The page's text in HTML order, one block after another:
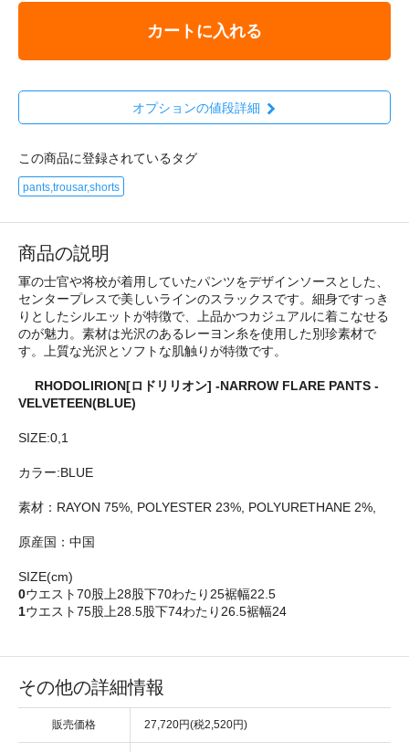
カートに入れる
オプションの値段詳細
この商品に登録されているタグ
pants,trousar,shorts
商品の説明
軍の士官や将校が着用していたパンツをデザインソースとした、
センタープレスで美しいラインのスラックスです。細身ですっき
りとしたシルエットが特徴で、上品かつカジュアルに着こなせる
のが魅力。素材は光沢のあるレーヨン糸を使用した別珍素材で
す。上質な光沢とソフトな肌触りが特徴です。
RHODOLIRION[ロドリリオン] -NARROW FLARE PANTS -
VELVETEEN(BLUE)
SIZE:0,1
カラー:BLUE
素材：RAYON 75%, POLYESTER 23%, POLYURETHANE 2%,
原産国：中国
SIZE(cm)
0ウエスト70股上28股下70わたり25裾幅22.5
1ウエスト75股上28.5股下74わたり26.5裾幅24
その他の詳細情報
販売価格 27,720円(税2,520円)